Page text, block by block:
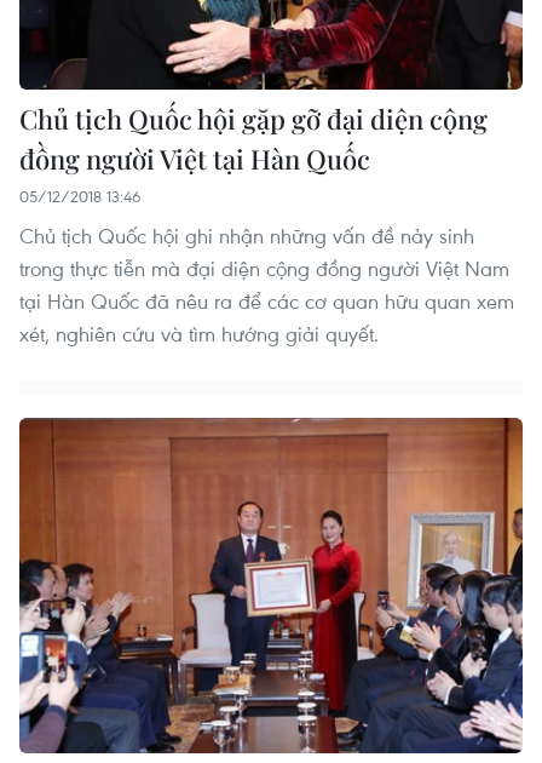
Chủ tịch Quốc hội gặp gỡ đại diện cộng
đồng người Việt tại Hàn Quốc
05/12/2018 13:46
Chủ tịch Quốc hội ghi nhận những vấn đề nảy sinh
trong thực tiễn mà đại diện cộng đồng người Việt Nam
tại Hàn Quốc đã nêu ra để các cơ quan hữu quan xem
xét, nghiên cứu và tìm hướng giải quyết.